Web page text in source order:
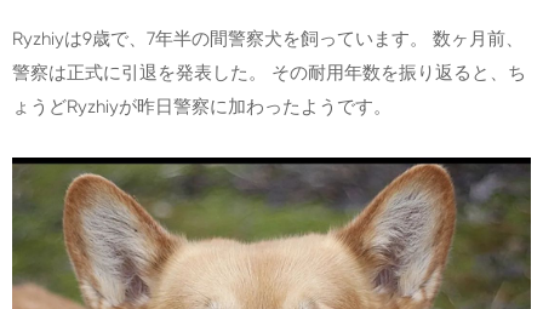
Ryzhiyは9歳で、7年半の間警察犬を飼っています。 数ヶ月前、
警察は正式に引退を発表した。 その耐用年数を振り返ると、ち
ょうどRyzhiyが昨日警察に加わったようです。